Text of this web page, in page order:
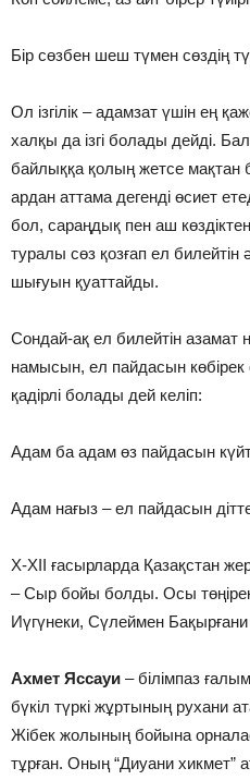
Бiр сөзбен шеш түмен сөздiң
Ол iзгiлiк – адамзат үшiн ең
халқы да iзгi болады дейдi.
байлыққа қолың жетсе мақтан
ардан аттама дегендi өсиет
бол, сараңдық пен аш
туралы сөз қозғап ел билейтiн
шығуын қуаттайды.
Сондай-ақ ел билейтiн
намысын, ел пайдасын көбiрек
қадiрлi болады дей келiп:
Адам ба адам өз пайдасын
Адам нағыз – ел пайдасын
Х-ХII ғасырларда Қазақстан
– Сыр бойы болды. Осы
Иүгүнеки, Сүлеймен
Ахмет Яссауи – бiлiмпаз
бүкiл түркi жұртының рухани
Жiбек жолының бойына
тұрған. Оның “Диуани хикмет”